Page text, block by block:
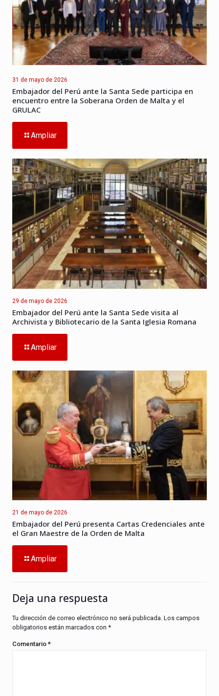
31 de mayo de 2026
Embajador del Perú ante la Santa Sede participa en
encuentro entre la Soberana Orden de Malta y el
GRULAC
Ampliar
29 de mayo de 2026
Embajador del Perú ante la Santa Sede visita al
Archivista y Bibliotecario de la Santa Iglesia Romana
Ampliar
21 de mayo de 2026
Embajador del Perú presenta Cartas Credenciales ante
el Gran Maestre de la Orden de Malta
Ampliar
Deja una respuesta
Tu dirección de correo electrónico no será publicada. Los campos
obligatorios están marcados con *
Comentario *